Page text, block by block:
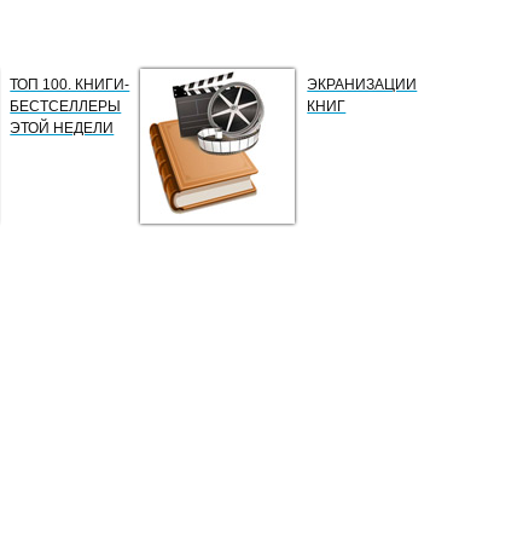
ТОП 100. КНИГИ-
БЕСТСЕЛЛЕРЫ
ЭТОЙ НЕДЕЛИ
ЭКРАНИЗАЦИИ
КНИГ